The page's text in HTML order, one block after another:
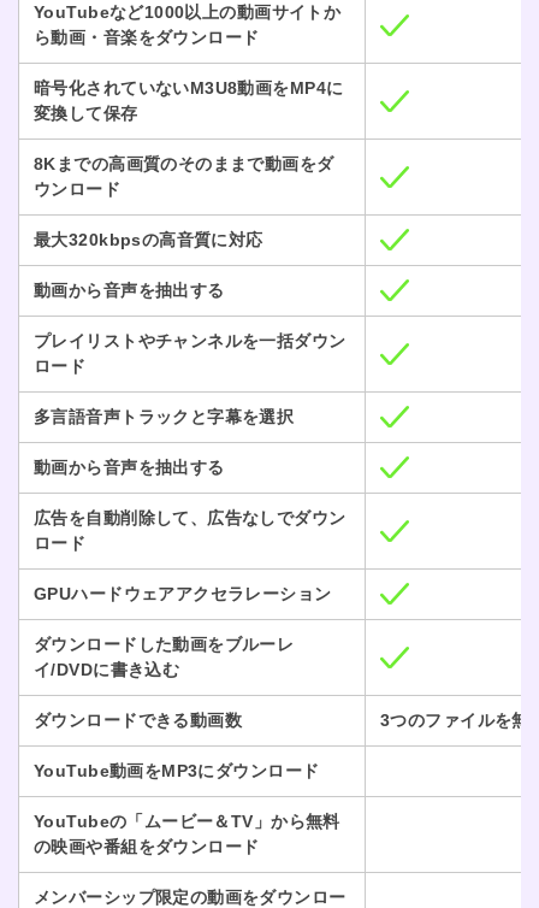
YouTubeなど1000以上の動画サイトか
ら動画・音楽をダウンロード
暗号化されていないM3U8動画をMP4に
変換して保存
8Kまでの高画質のそのままで動画をダ
ウンロード
最大320kbpsの高音質に対応
動画から音声を抽出する
プレイリストやチャンネルを一括ダウン
ロード
多言語音声トラックと字幕を選択
動画から音声を抽出する
広告を自動削除して、広告なしでダウン
ロード
GPUハードウェアアクセラレーション
ダウンロードした動画をブルーレ
イ/DVDに書き込む
ダウンロードできる動画数 3つのファイルを無
YouTube動画をMP3にダウンロード
YouTubeの「ムービー＆TV」から無料
の映画や番組をダウンロード
メンバーシップ限定の動画をダウンロー